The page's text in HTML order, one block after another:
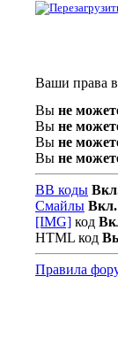
Ваши права в
Вы не
Вы не
Вы не
Вы не
BB коды
Смайлы Вкл.
[IMG] код
HTML код
Правила